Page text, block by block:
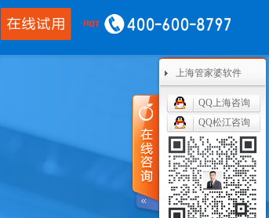
其他产品
管家婆开票通
美迪设备数采
管家婆二次开发
管家婆支付通
上海管家婆软件
QQ上海咨询
QQ松江咨询